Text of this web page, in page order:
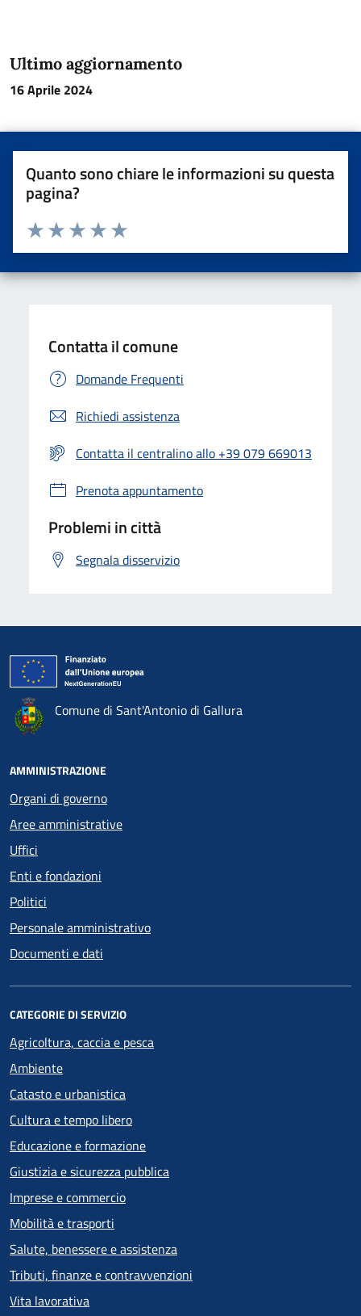
Ultimo aggiornamento
16 Aprile 2024
Quanto sono chiare le informazioni su questa
pagina?
Valuta da 1 a 5 stelle la pagina
Valuta 5 stelle su 5
Valuta 4 stelle su 5
Valuta 3 stelle su 5
Valuta 2 stelle su 5
Valuta una stella su 5
Contatta il comune
Domande Frequenti
Richiedi assistenza
Contatta il centralino allo +39 079 669013
Prenota appuntamento
Problemi in città
Segnala disservizio
Comune di Sant'Antonio di Gallura
AMMINISTRAZIONE
Organi di governo
Aree amministrative
Uffici
Enti e fondazioni
Politici
Personale amministrativo
Documenti e dati
CATEGORIE DI SERVIZIO
Agricoltura, caccia e pesca
Ambiente
Catasto e urbanistica
Cultura e tempo libero
Educazione e formazione
Giustizia e sicurezza pubblica
Imprese e commercio
Mobilità e trasporti
Salute, benessere e assistenza
Tributi, finanze e contravvenzioni
Vita lavorativa